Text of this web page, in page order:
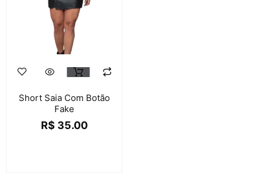
Short Saia Com Botão
Fake
R$ 35.00